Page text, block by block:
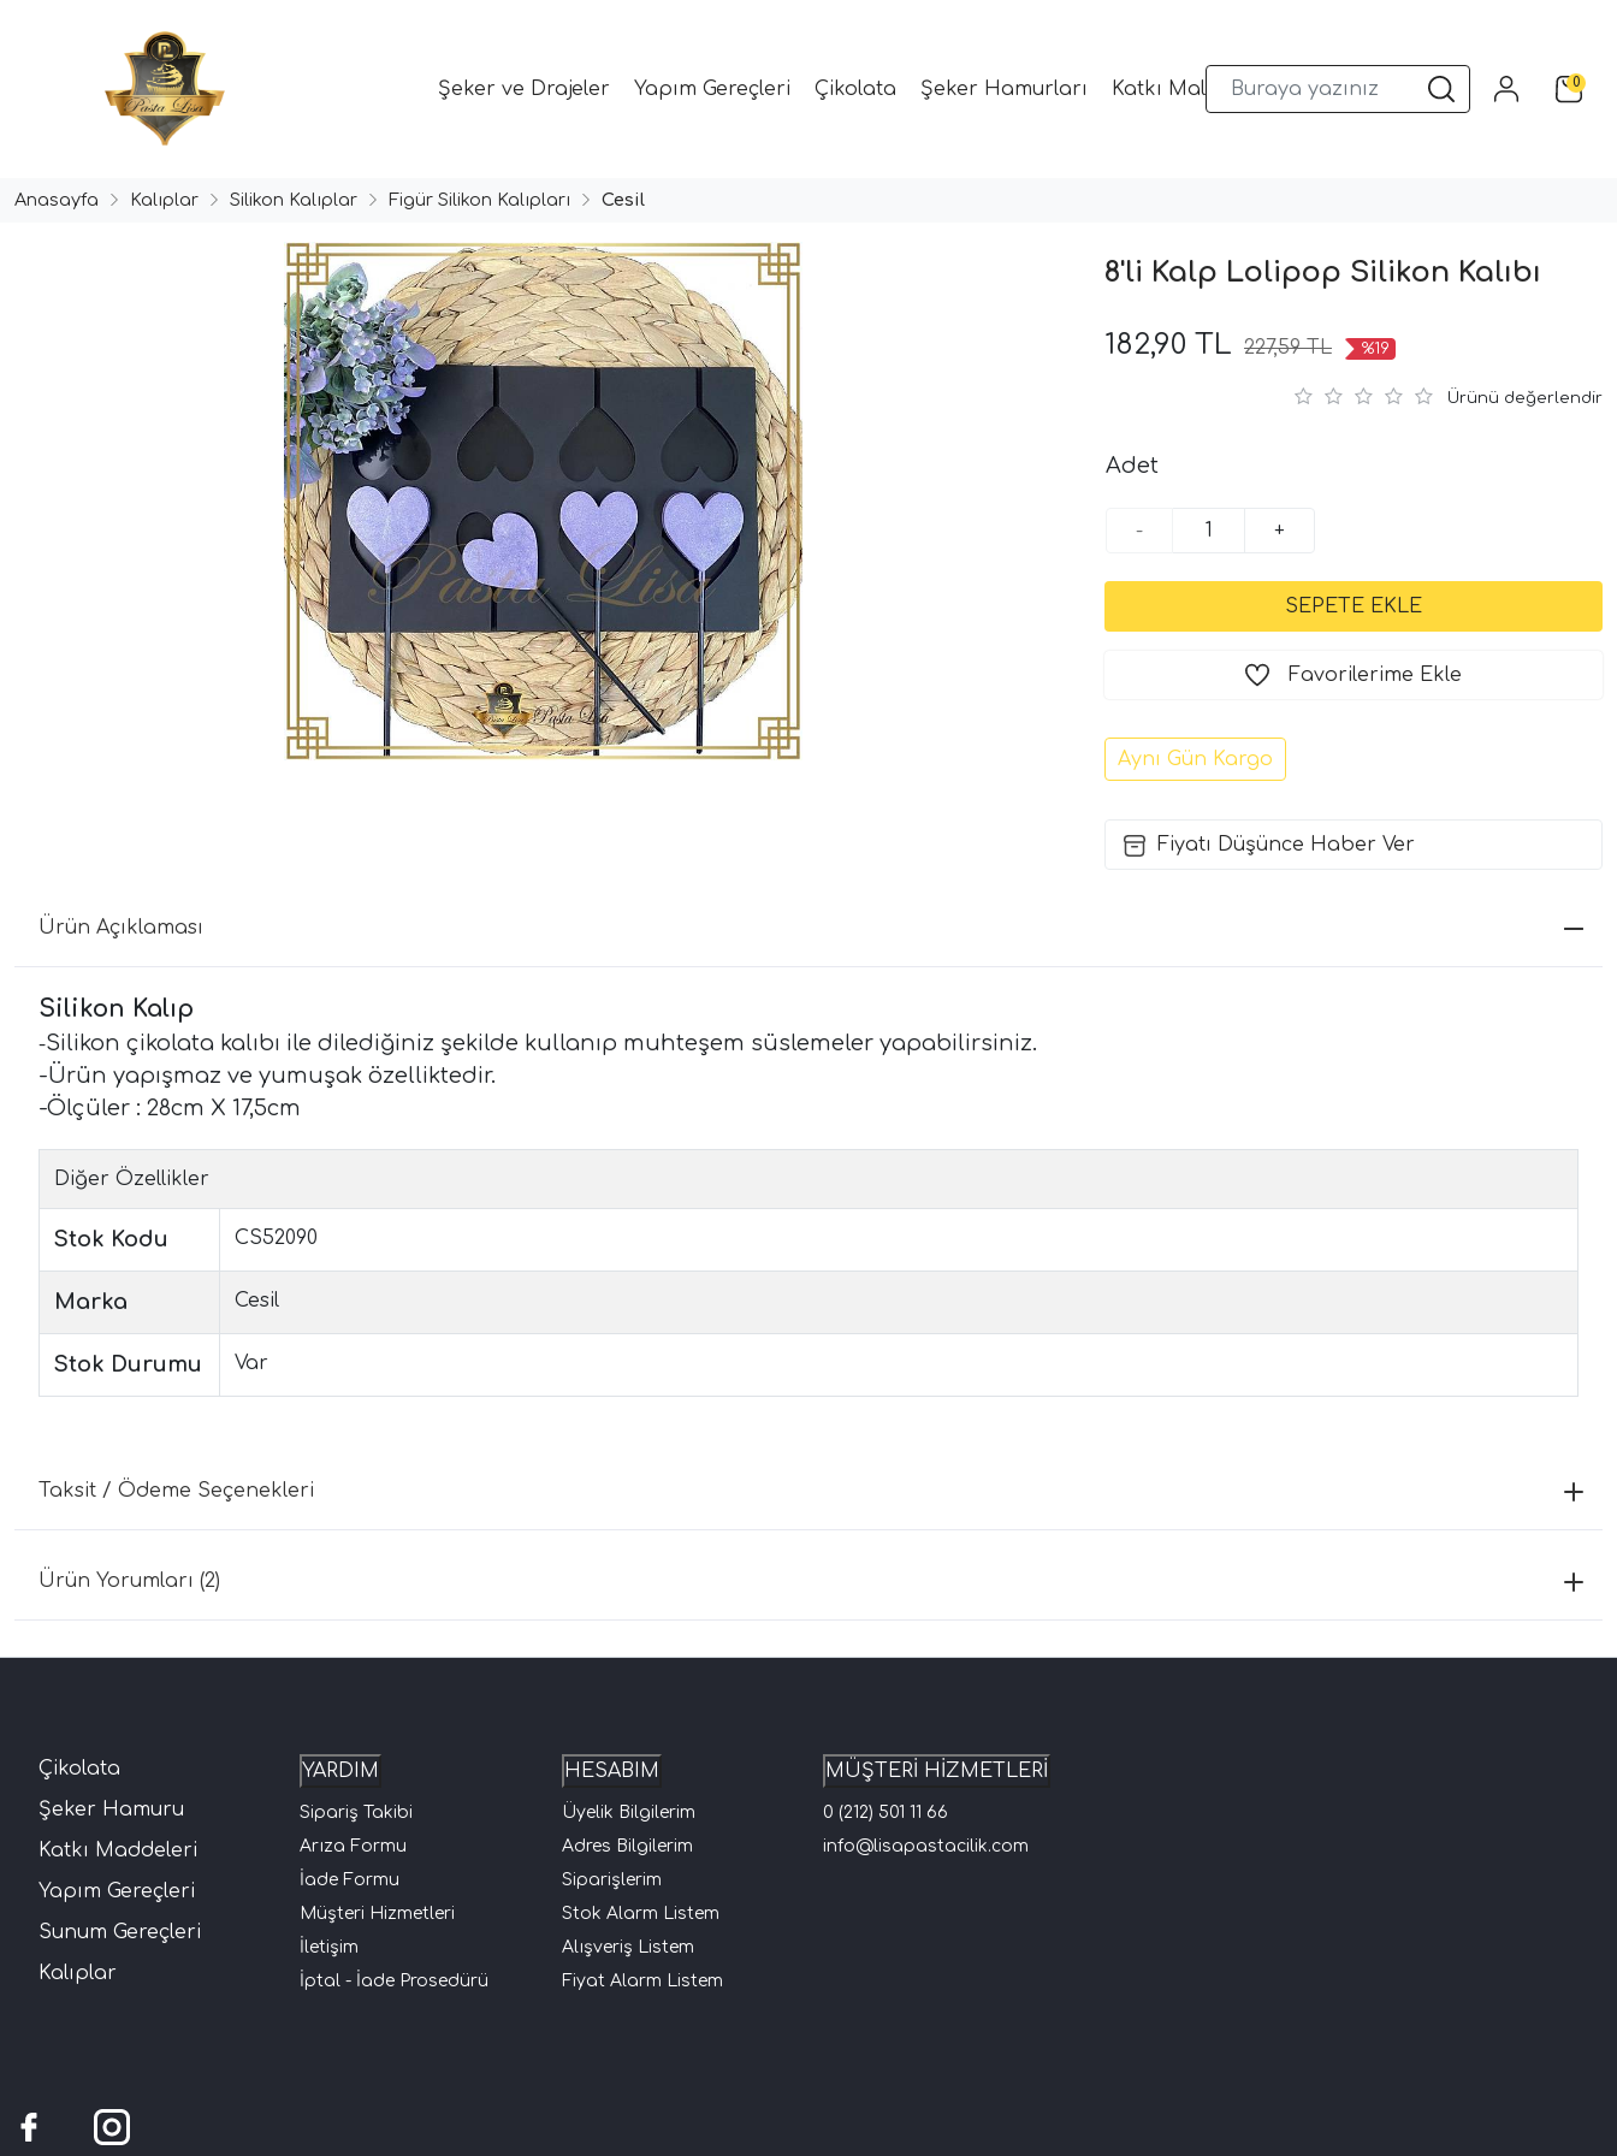
Şeker ve Drajeler Yapım Gereçleri Çikolata Şeker Hamurları Katkı Malzemeleri Sunum Gereçleri Kalıplar0
Anasayfa Kalıplar Silikon Kalıplar Figür Silikon Kalıpları Cesil
8'li Kalp Lolipop Silikon Kalıbı
182,90 TL 227,59 TL %19
Ürünü değerlendir
Adet
- +
Favorilerime Ekle
Aynı Gün Kargo
Fiyatı Düşünce Haber Ver
Ürün Açıklaması
Silikon Kalıp
-Silikon çikolata kalıbı ile dilediğiniz şekilde kullanıp muhteşem süslemeler yapabilirsiniz.
-Ürün yapışmaz ve yumuşak özelliktedir.
-Ölçüler : 28cm X 17,5cm
Diğer Özellikler
Stok Kodu CS52090
Marka Cesil
Stok Durumu Var
Taksit / Ödeme Seçenekleri
Ürün Yorumları (2)
Çikolata
Şeker Hamuru
Katkı Maddeleri
Yapım Gereçleri
Sunum Gereçleri
Kalıplar
YARDIM
Sipariş Takibi
Arıza Formu
İade Formu
Müşteri Hizmetleri
İletişim
İptal - İade Prosedürü
HESABIM
Üyelik Bilgilerim
Adres Bilgilerim
Siparişlerim
Stok Alarm Listem
Alışveriş Listem
Fiyat Alarm Listem
MÜŞTERİ HİZMETLERİ
0 (212) 501 11 66
info@lisapastacilik.com